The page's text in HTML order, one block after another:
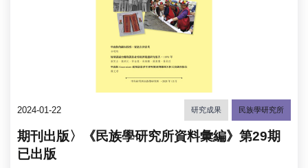
2024-01-22 研究成果 民族學研究所
期刊出版〉《民族學研究所資料彙編》第29期
已出版